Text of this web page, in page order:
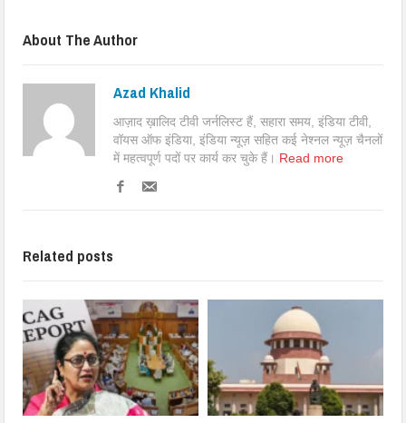
About The Author
Azad Khalid
आज़ाद ख़ालिद टीवी जर्नलिस्ट हैं, सहारा समय, इंडिया टीवी,
वॉयस ऑफ इंडिया, इंडिया न्यूज़ सहित कई नेश्नल न्यूज़ चैनलों
में महत्वपूर्ण पदों पर कार्य कर चुके हैं। Read more
Related posts